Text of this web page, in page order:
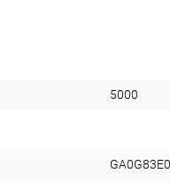
5000